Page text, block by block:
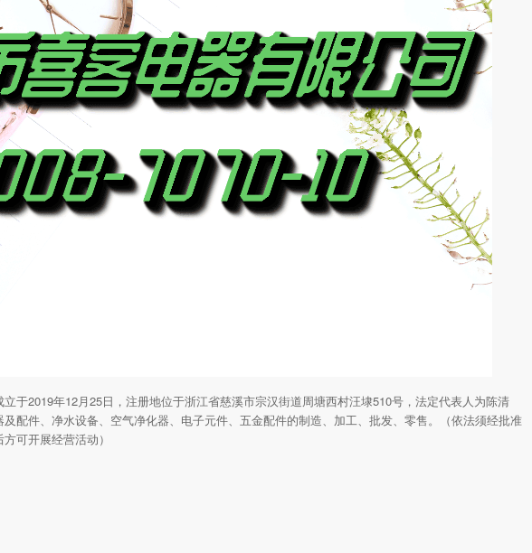
于2019年12月25日，注册地位于浙江省慈溪市宗汉街道周塘西村汪埭510号，法定代表人为陈清
配件、净水设备、空气净化器、电子元件、五金配件的制造、加工、批发、零售。（依法须经批准
可开展经营活动）